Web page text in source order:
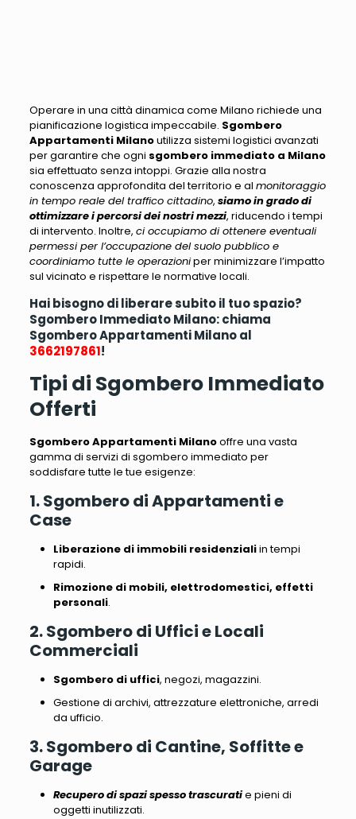
Operare in una città dinamica come Milano richiede una
pianificazione logistica impeccabile. Sgombero
Appartamenti Milanoutilizza sistemi logistici avanzati
per garantire che ogni sgombero immediato a Milano
sia effettuato senza intoppi. Grazie alla nostra
conoscenza approfondita del territorio e al monitoraggio
in tempo reale del traffico cittadino, siamo in grado di
ottimizzare i percorsi dei nostri mezzi, riducendo i tempi
di intervento. Inoltre, ci occupiamo di ottenere eventuali
permessi per l’occupazione del suolo pubblico e
coordiniamo tutte le operazioniper minimizzare l’impatto
sul vicinato e rispettare le normative locali.
Hai bisogno di liberare subito il tuo spazio?
Sgombero Immediato Milano: chiama
Sgombero Appartamenti Milano al
3662197861!
Tipi di Sgombero Immediato
Offerti
Sgombero Appartamenti Milanooffre una vasta
gamma di servizi di sgombero immediato per
soddisfare tutte le tue esigenze:
1. Sgombero di Appartamenti e
Case
Liberazione di immobili residenzialiin tempi
rapidi.
Rimozione di mobili, elettrodomestici, effetti
personali.
2. Sgombero di Uffici e Locali
Commerciali
Sgombero di uffici, negozi, magazzini.
Gestione di archivi, attrezzature elettroniche, arredi
da ufficio.
3. Sgombero di Cantine, Soffitte e
Garage
Recupero di spazi spesso trascuratie pieni di
oggetti inutilizzati.